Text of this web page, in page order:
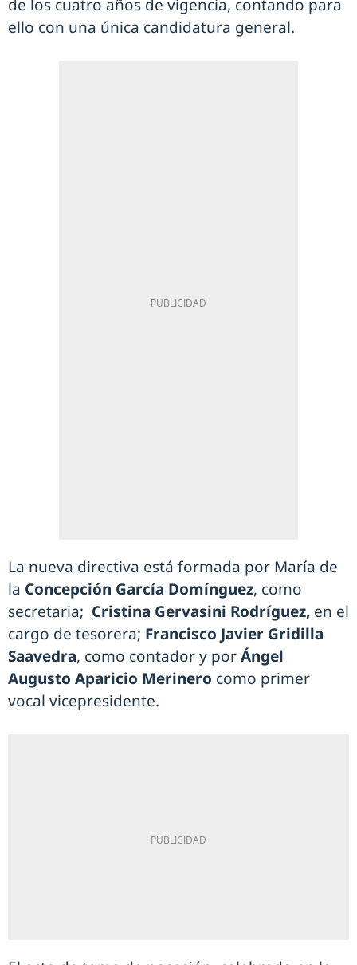
de los cuatro años de vigencia, contando para
ello con una única candidatura general.
La nueva directiva está formada por María de
la Concepción García Domínguez, como
secretaria; Cristina Gervasini Rodríguez, en el
cargo de tesorera; Francisco Javier Gridilla
Saavedra, como contador y porÁngel
Augusto Aparicio Merinero como primer
vocal vicepresidente.